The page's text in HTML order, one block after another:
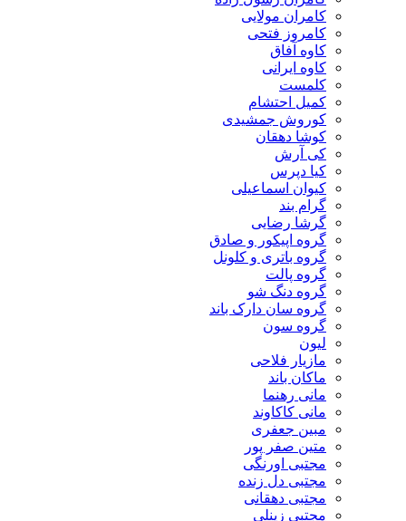
کامران مولایی
کامروز فتحی
کاوه آفاق
کاوه ایرانی
کلمست
کمیل احتشام
کوروش جمشیدی
کوشا دهقان
کی آرش
کیا دپرس
کیوان اسماعیلی
گرام بند
گرشا رضایی
گروه اپیکور و صادق
گروه باتری و کلونل
گروه پالت
گروه دنگ شو
گروه سان دارک باند
گروه سون
لیون
مازیار فلاحی
ماکان باند
مانی رهنما
مانی کاکاوند
مبین جعفری
متین صفر پور
مجتبی اورنگی
مجتبی دل زنده
مجتبی دهقانی
مجتبی زینلی